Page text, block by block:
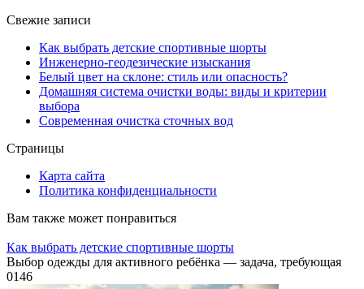
Свежие записи
Как выбрать детские спортивные шорты
Инженерно-геодезические изыскания
Белый цвет на склоне: стиль или опасность?
Домашняя система очистки воды: виды и критерии
выбора
Современная очистка сточных вод
Страницы
Карта сайта
Политика конфиденциальности
Вам также может понравиться
Как выбрать детские спортивные шорты
Выбор одежды для активного ребёнка — задача, требующая
0146